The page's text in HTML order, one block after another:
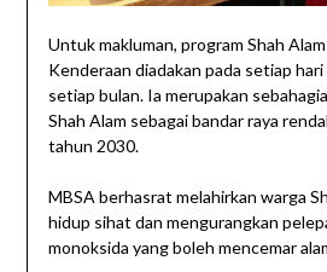
Untuk makluman, program Shah
Kenderaan diadakan pada setiap
setiap bulan. Ia merupakan
Shah Alam sebagai bandar raya
tahun 2030.
MBSA berhasrat melahirkan warga
hidup sihat dan mengurangkan
monoksida yang boleh mencemar